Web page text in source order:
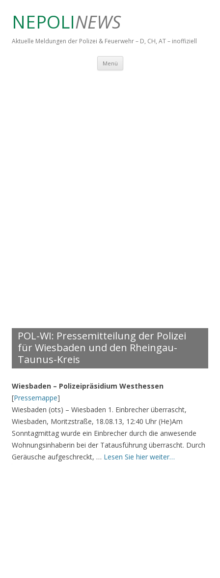
NEPOLINEWS
Aktuelle Meldungen der Polizei & Feuerwehr – D, CH, AT – inoffiziell
Menü Springe zum Inhalt
POL-WI: Pressemitteilung der Polizei
für Wiesbaden und den Rheingau-
Taunus-Kreis
Wiesbaden – Polizeipräsidium Westhessen
[Pressemappe]
Wiesbaden (ots) – Wiesbaden 1. Einbrecher überrascht,
Wiesbaden, Moritzstraße, 18.08.13, 12:40 Uhr (He)Am
Sonntagmittag wurde ein Einbrecher durch die anwesende
Wohnungsinhaberin bei der Tatausführung überrascht. Durch
Geräusche aufgeschreckt, … Lesen Sie hier weiter…